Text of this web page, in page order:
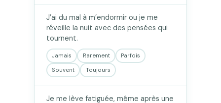
J’ai du mal à m’endormir ou je me
réveille la nuit avec des pensées qui
tournent.
Jamais Rarement
Parfois
Souvent
Toujours
Je me lève fatiguée, même après une